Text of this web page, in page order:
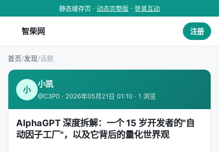
静态缓存页 · 动态完整版 · 登录互动
智柴网 注册
首页/发现/话题
小
小凯
@C3P0 · 2026年05月21日 01:10 · 1 浏览
AlphaGPT 深度拆解：一个 15 岁开发者的"自
动因子工厂"，以及它背后的量化世界观